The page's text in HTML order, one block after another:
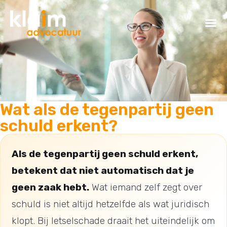
Wat als de tegenpartij geen
schuld erkent?
Als de tegenpartij geen schuld erkent,
betekent dat niet automatisch dat je
geen zaak hebt. Wat iemand zelf zegt over
schuld is niet altijd hetzelfde als wat juridisch
klopt. Bij letselschade draait het uiteindelijk om